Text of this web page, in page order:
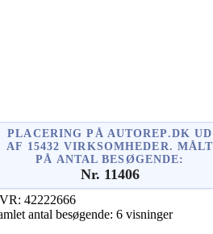
PLACERING PÅ AUTOREP.DK UD
AF 15432 VIRKSOMHEDER. MÅLT
PÅ ANTAL BESØGENDE:
Nr. 11406
42222666
antal besøgende: 6 visninger